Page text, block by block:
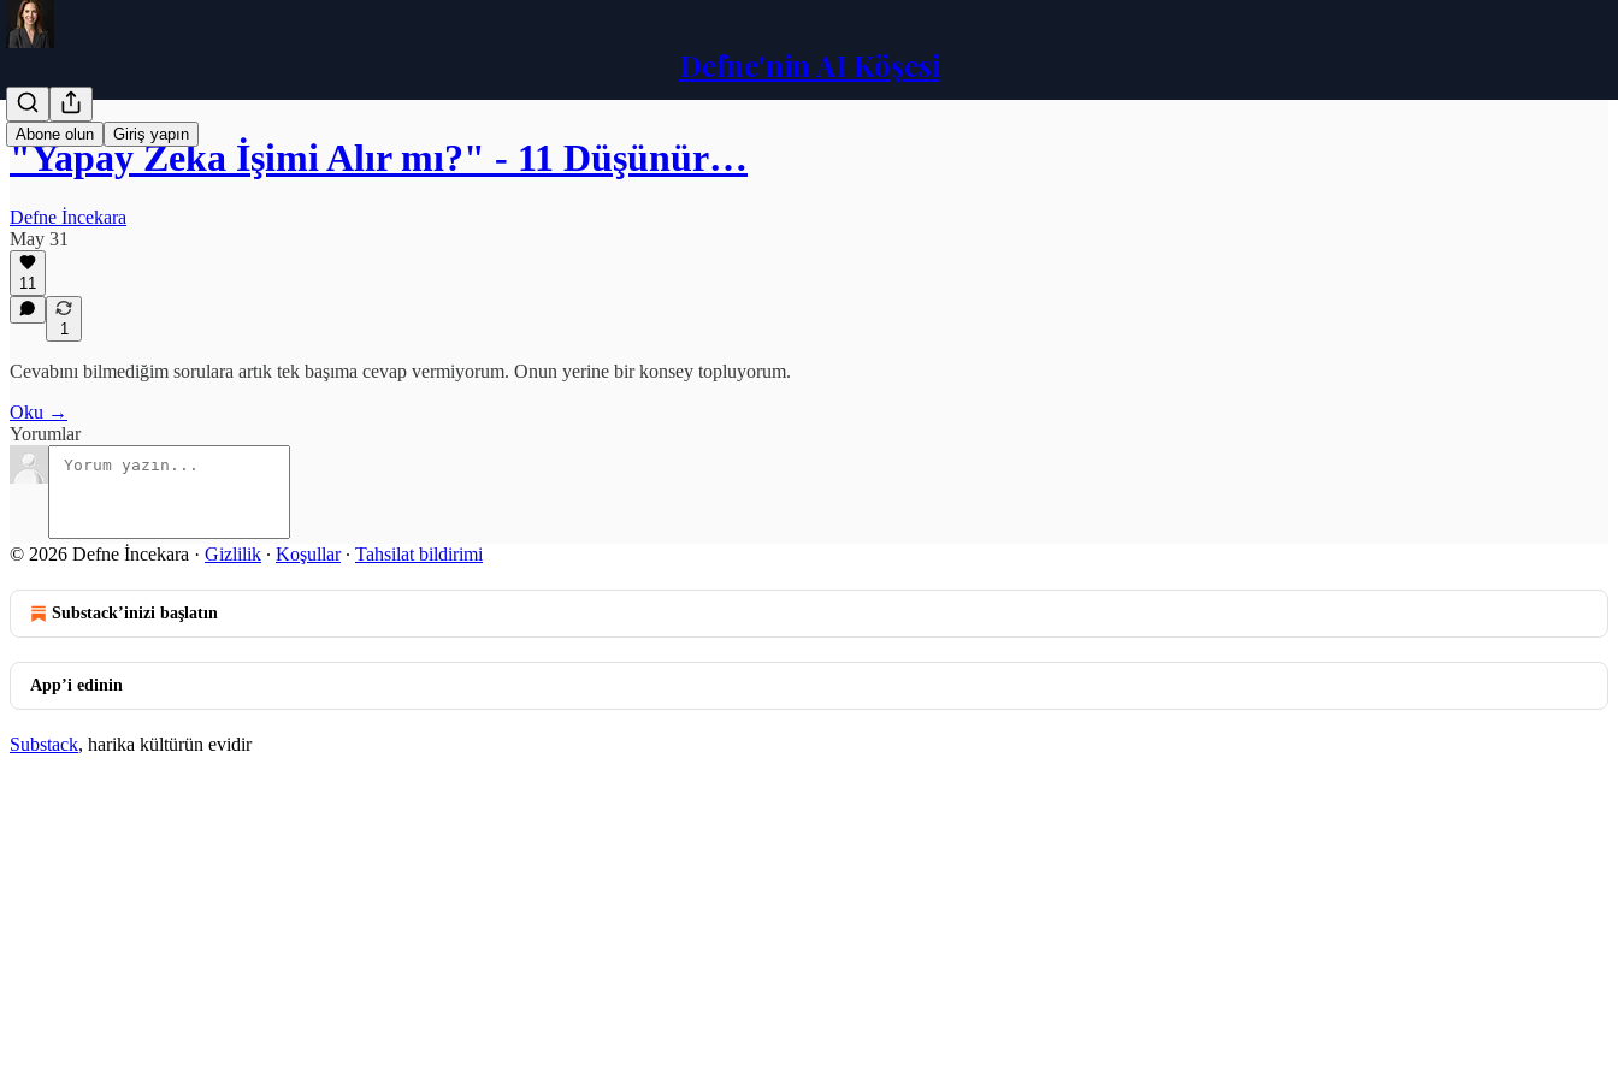
Defne'nin AI Köşesi
Abone olun Giriş yapın
"Yapay Zeka İşimi Alır mı?" - 11 Düşünür…
Defne İncekara
May 31
11
1
Cevabını bilmediğim sorulara artık tek başıma cevap vermiyorum. Onun yerine bir konsey topluyorum.
Oku →
Yorumlar
© 2026 Defne İncekara · Gizlilik ∙ Koşullar∙ Tahsilat bildirimi
Substack’inizi başlatın
App’i edinin
Substack, harika kültürün evidir